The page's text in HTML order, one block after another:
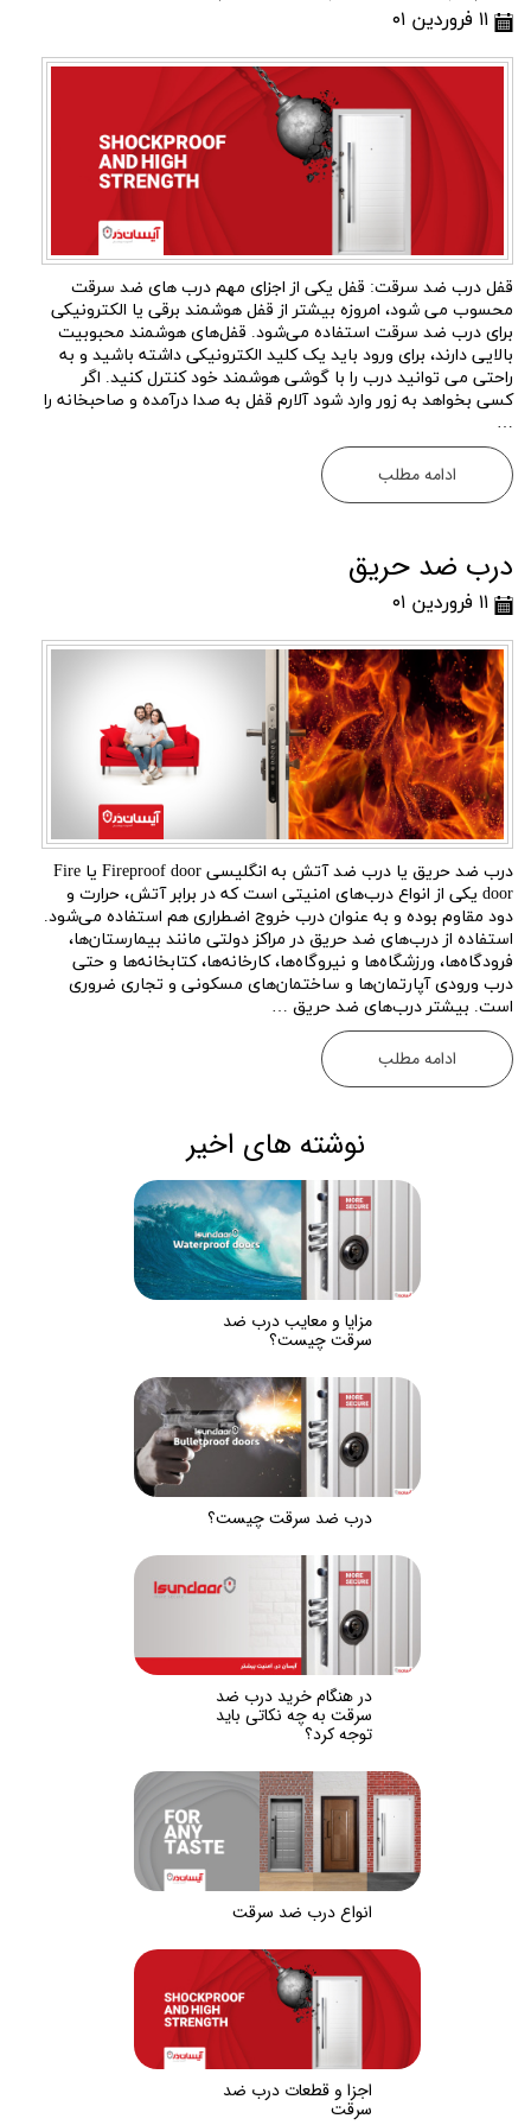
۱۱ فروردین ۰۱
قفل درب ضد سرقت: قفل یکی از اجزای مهم درب های ضد سرقت
محسوب می شود، امروزه بیشتر از قفل هوشمند برقی یا الکترونیکی
برای درب ضد سرقت استفاده می‌شود. قفل‌های هوشمند محبوبیت
بالایی دارند، برای ورود باید یک کلید الکترونیکی داشته باشید و به
راحتی می توانید درب را با گوشی هوشمند خود کنترل کنید. اگر
کسی بخواهد به زور وارد شود آلارم قفل به صدا درآمده و صاحبخانه را
…
ادامه مطلب
درب ضد حریق
۱۱ فروردین ۰۱
درب ضد حریق یا درب ضد آتش به انگلیسی Fireproof door یا Fire
door یکی از انواع درب‌های امنیتی است که در برابر آتش، حرارت و
دود مقاوم بوده و به عنوان درب خروج اضطراری هم استفاده می‌شود.
استفاده از درب‌های ضد حریق در مراکز دولتی مانند بیمارستان‌ها،
فرودگاه‌ها، ورزشگاه‌ها و نیروگاه‌ها، کارخانه‌ها، کتابخانه‌ها و حتی
درب ورودی آپارتمان‌ها و ساختمان‌های مسکونی و تجاری ضروری
است. بیشتر درب‌های ضد حریق …
ادامه مطلب
نوشته های اخیر
مزایا و معایب درب ضد
سرقت چیست؟
درب ضد سرقت چیست؟
در هنگام خرید درب ضد
سرقت به چه نکاتی باید
توجه کرد؟
انواع درب ضد سرقت
اجزا و قطعات درب ضد
سرقت